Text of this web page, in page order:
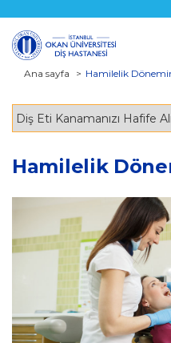
Ana sayfa Hamilelik
Hamilelik